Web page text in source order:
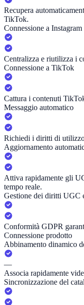
Recupera
TikTok.
Connessione a Instagram
Centralizza e riutilizza i
Connessione a TikTok
Cattura i contenuti
Messaggio automatico
Richiedi i diritti di
Aggiornamento
Attiva rapidamente gli
tempo reale.
Gestione dei diritti UGC
Conformità GDPR
Connessione prodotto
Abbinamento dinamico
—
Associa rapidamente
Sincronizzazione del